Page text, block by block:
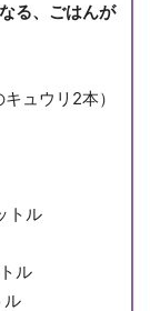
る、ごはんが
ウリ2本）
トル
ル